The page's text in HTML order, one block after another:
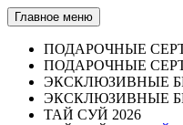
Главное меню
ПОДАРОЧНЫЕ
ПОДАРОЧНЫЕ
ЭКСКЛЮЗИВНЫЕ
ЭКСКЛЮЗИВНЫЕ
ТАЙ СУЙ 2026